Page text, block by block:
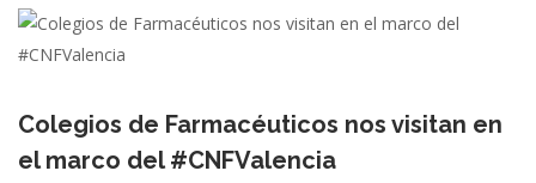
Colegios de Farmacéuticos nos visitan en
el marco del #CNFValencia